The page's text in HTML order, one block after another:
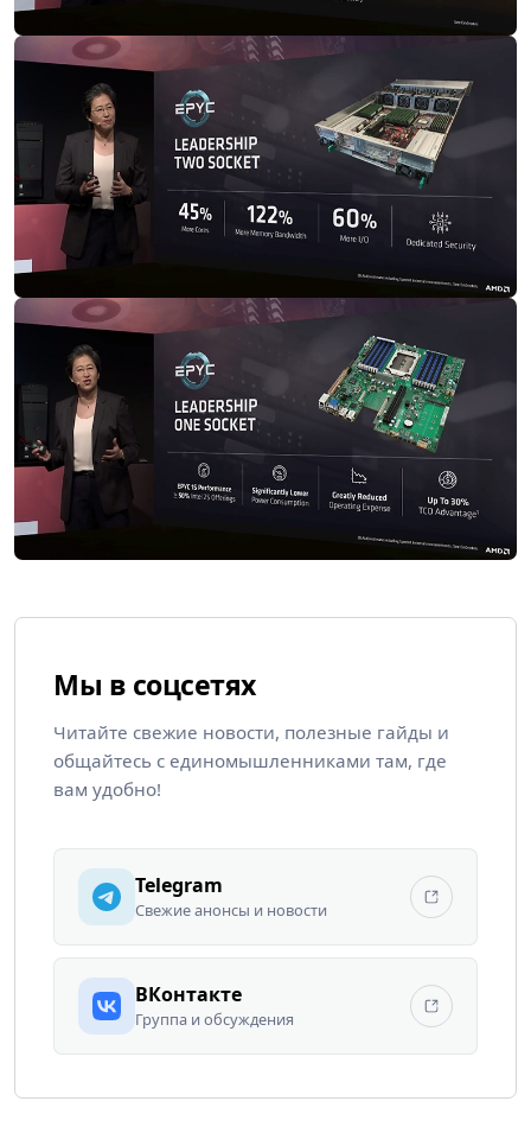
Мы в соцсетях
Читайте свежие новости, полезные гайды и
общайтесь с единомышленниками там, где
вам удобно!
Telegram
Свежие анонсы и новости
ВКонтакте
Группа и обсуждения